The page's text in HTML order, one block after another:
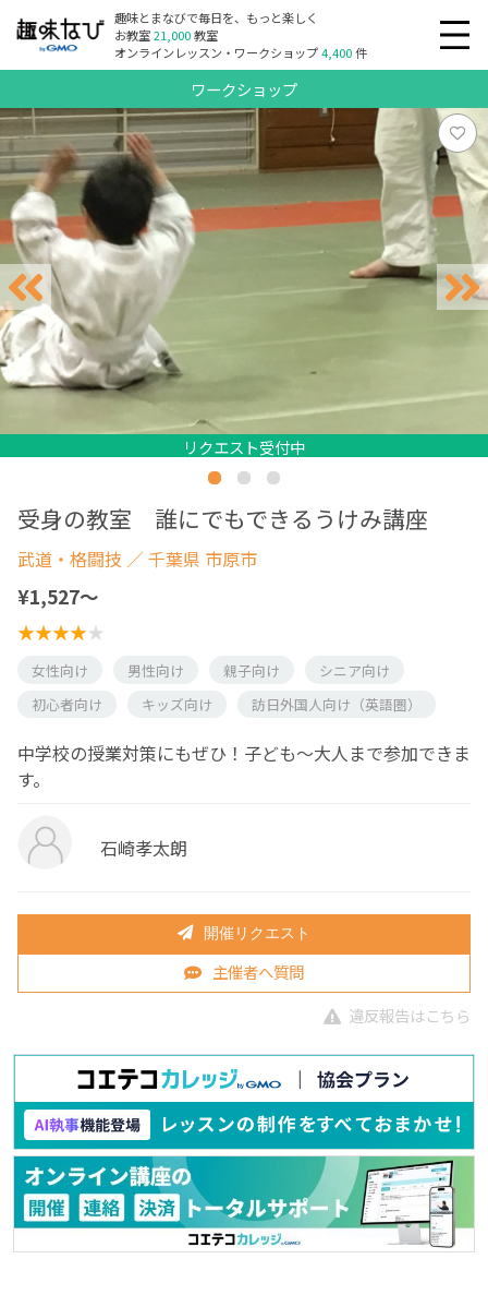
趣味とまなびで毎日を、もっと楽しく
お教室21,000教室
オンラインレッスン・ワークショップ4,400件
ワークショップ
リクエスト受付中
リクエスト受付中
リクエスト受付中
リクエスト受付中
受身の教室 誰にでもできるうけみ講座
武道・格闘技 ／ 千葉県 市原市
¥1,527〜
女性向け 男性向け 親子向け
シニア向け
初心者向け
キッズ向け 訪日外国人向け（英語圏）
中学校の授業対策にもぜひ！子ども〜大人まで参加できま
す。
石崎孝太朗
開催リクエスト
主催者へ質問
違反報告はこちら